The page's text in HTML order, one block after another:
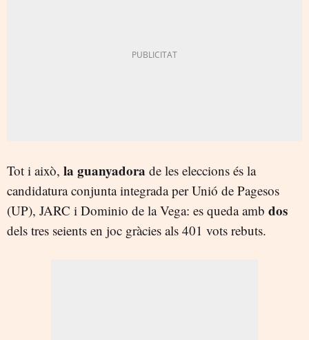
Tot i això, la guanyadora de les eleccions és la
candidatura conjunta integrada per Unió de Pagesos
(UP), JARC i Dominio de la Vega: es queda amb dos
dels tres seients en joc gràcies als 401 vots rebuts.